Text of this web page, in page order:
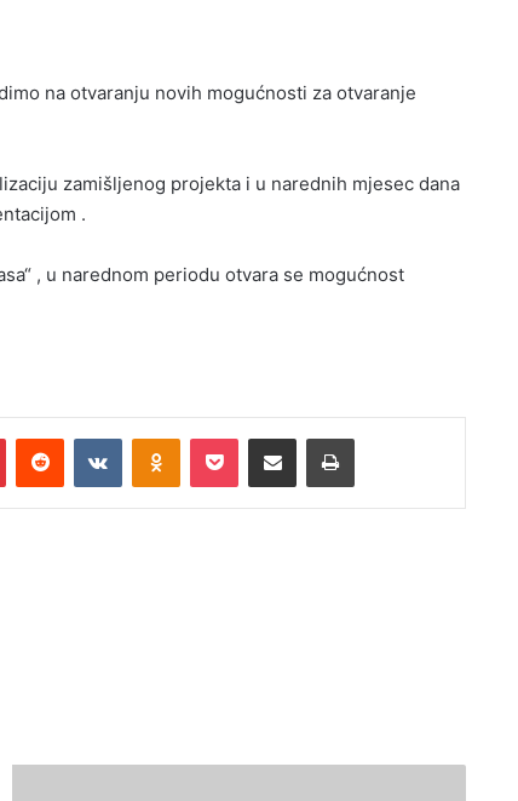
na otvaranju novih mogućnosti za otvaranje
zamišljenog projekta i u narednih mjesec dana
.
, u narednom periodu otvara se mogućnost
PinterestReddit VKontakteOdnoklassniki
Pocket Podijeli putem Emaila Print